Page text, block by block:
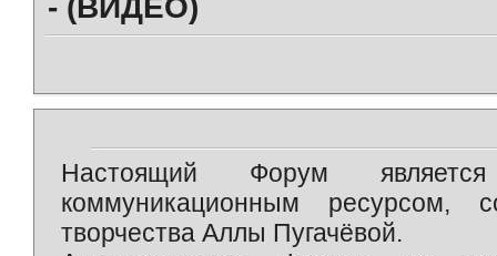
- (ВИДЕО)
Настоящий Форум является
коммуникационным ресурсом,
творчества Аллы Пугачёвой.